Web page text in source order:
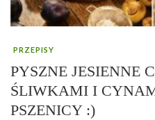
PRZEPISY
PYSZNE JESIENNE
ŚLIWKAMI I
PSZENICY :)